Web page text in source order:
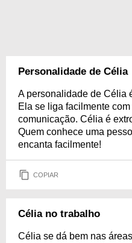
Personalidade de Célia
A personalidade de Célia
Ela se liga facilmente
comunicação. Célia é
Quem conhece uma
encanta facilmente!
COPIAR
Célia no trabalho
Célia se dá bem nas